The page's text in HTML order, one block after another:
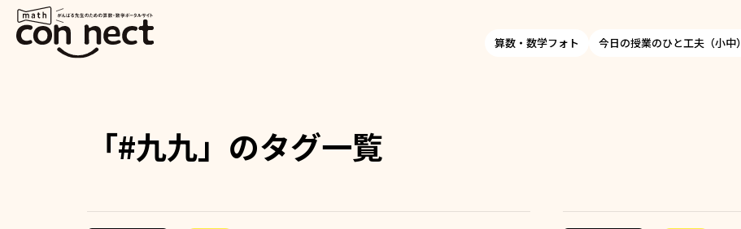
算数・数学フォト 今日の授業のひと工夫（小中）
「#九九」のタグ一覧